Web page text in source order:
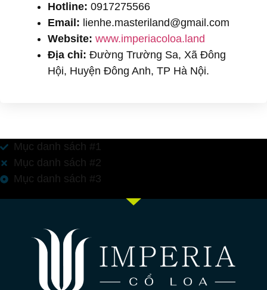
Hotline: 0917275566
Email: lienhe.masteriland@gmail.com
Website: www.imperiacoloa.land
Địa chỉ: Đường Trường Sa, Xã Đông
Hội, Huyện Đông Anh, TP Hà Nội.
Mục danh sách #1
Mục danh sách #2
Mục danh sách #3